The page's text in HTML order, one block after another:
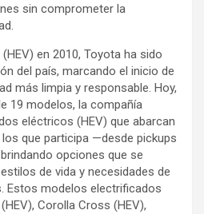
sin comprometer la
en 2010, Toyota ha sido
del país, marcando el inicio de
más limpia y responsable. Hoy,
19 modelos, la compañía
eléctricos (HEV) que abarcan
que participa —desde pickups
opciones que se
de vida y necesidades de
Estos modelos electrificados
Corolla Cross (HEV),